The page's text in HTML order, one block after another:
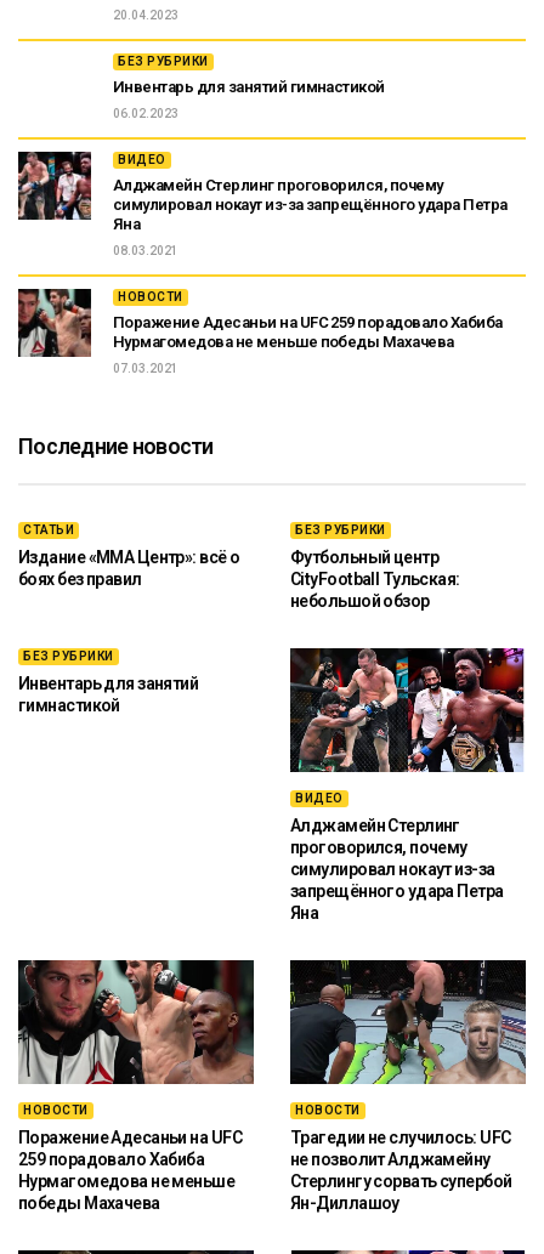
20.04.2023
БЕЗ РУБРИКИ
Инвентарь для занятий гимнастикой
06.02.2023
ВИДЕО
Алджамейн Стерлинг проговорился, почему
симулировал нокаут из-за запрещённого удара Петра
Яна
08.03.2021
НОВОСТИ
Поражение Адесаньи на UFC 259 порадовало Хабиба
Нурмагомедова не меньше победы Махачева
07.03.2021
Последние новости
СТАТЬИ
Издание «ММА Центр»: всё о
боях без правил
БЕЗ РУБРИКИ
Футбольный центр
CityFootball Тульская:
небольшой обзор
БЕЗ РУБРИКИ
Инвентарь для занятий
гимнастикой
ВИДЕО
Алджамейн Стерлинг
проговорился, почему
симулировал нокаут из-за
запрещённого удара Петра
Яна
НОВОСТИ
Поражение Адесаньи на UFC
259 порадовало Хабиба
Нурмагомедова не меньше
победы Махачева
НОВОСТИ
Трагедии не случилось: UFC
не позволит Алджамейну
Стерлингу сорвать супербой
Ян-Диллашоу